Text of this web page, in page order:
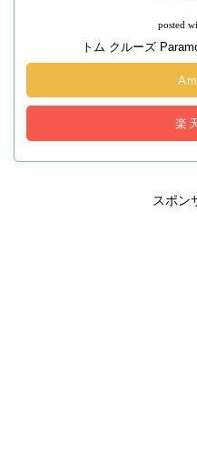
posted
トム クルーズ
楽
スポン